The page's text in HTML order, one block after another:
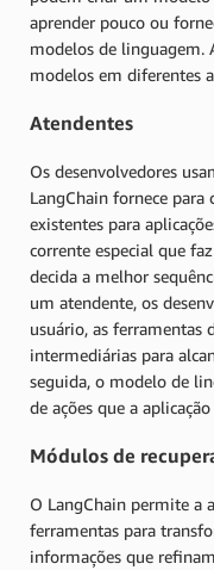
aprender pouco ou
modelos de linguagem.
modelos em diferentes
Atendentes
Os desenvolvedores
LangChain fornece
existentes para
corrente especial que
decida a melhor
um atendente, os
usuário, as ferramentas
intermediárias para
seguida, o modelo de
de ações que a
Módulos de
O LangChain permite a
ferramentas para
informações que